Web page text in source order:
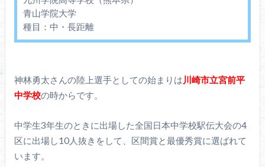
青山学院大学
種目：中・長距離
神林勇太さんの陸上選手としての始まりは 川崎市立宮前平
中学校の時からです。
中学生3年生のときに出場した全国日本中学校駅伝大会の4
区に出場し10人抜きをして、区間賞と最優秀賞に選ばれて
います。